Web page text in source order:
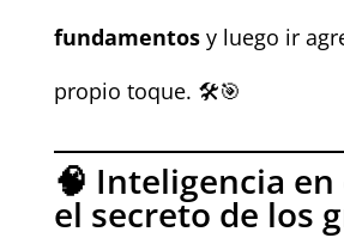
fundamentosy luego ir
propio toque. 🛠️🎯
🧠 Inteligencia
el secreto de los